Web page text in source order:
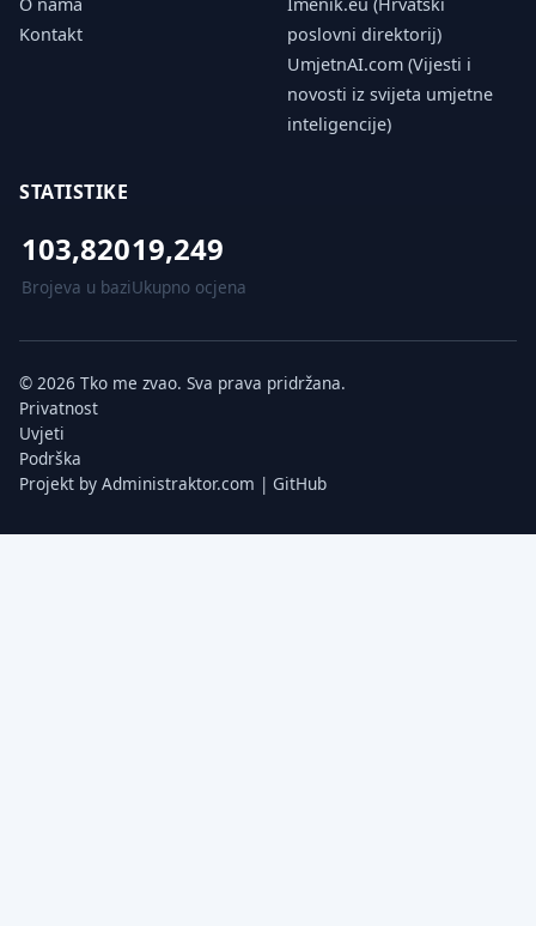
O nama
Kontakt
Imenik.eu (Hrvatski
poslovni direktorij)
UmjetnAI.com (Vijesti i
novosti iz svijeta umjetne
inteligencije)
STATISTIKE
103,820
Brojeva u bazi
19,249
Ukupno ocjena
© 2026 Tko me zvao. Sva prava pridržana.
Privatnost
Uvjeti
Podrška
Projekt by Administraktor.com | GitHub